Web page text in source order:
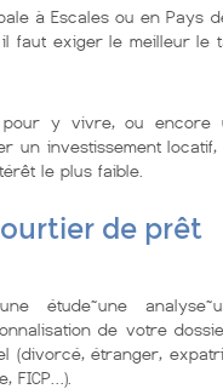
à Escales ou en Pays
faut exiger le meilleur le
y vivre, ou encore
un investissement
le plus faible.
de prêt
étude~une
de votre
(divorcé, étranger,
FICP…).